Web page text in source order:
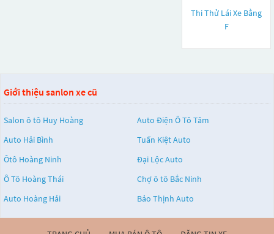
Thi Thử Lái Xe Bằng
F
Giới thiệu sanlon xe cũ
Salon ô tô Huy Hoàng
Auto Điện Ô Tô Tâm
Auto Hải Bình
Tuấn Kiệt Auto
Ôtô Hoàng Ninh
Đại Lộc Auto
Ô Tô Hoàng Thái
Chợ ô tô Bắc Ninh
Auto Hoàng Hải
Bảo Thịnh Auto